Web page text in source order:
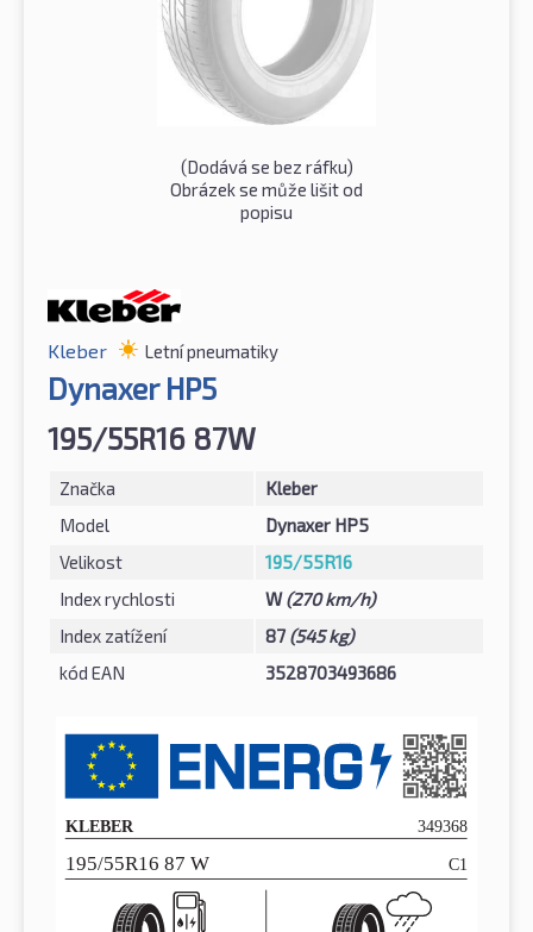
(Dodává se bez ráfku)
Obrázek se může lišit od
popisu
Kleber Letní pneumatiky
Dynaxer HP5
195/55R16 87W
Značka
Kleber
Model
Dynaxer HP5
Velikost
195/55R16
Index rychlosti
W(270 km/h)
Index zatížení
87 (545 kg)
kód EAN
3528703493686